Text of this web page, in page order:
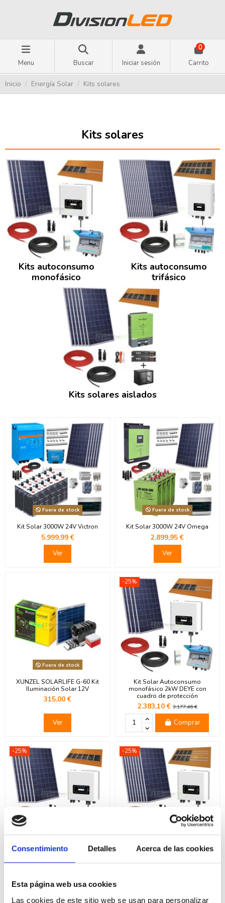
Consentimiento Detalles Acerca de las cookies
Esta página web usa cookies
Las cookies de este sitio web se usan para personalizar
Menu Buscar Iniciar sesión
0
Carrito
Inicio Energía Solar Kits solares
Kits solares
Kits autoconsumo
monofásico
Kits autoconsumo
trifásico
Kits solares aislados
Fuera de stock
Kit Solar 3000W 24V Victron
5.999,99 €
Ver
Fuera de stock
Kit Solar 3000W 24V Omega
2.899,95 €
Ver
Fuera de stock
XUNZEL SOLARLIFE G-60 Kit
Iluminación Solar 12V
315,00 €
Ver
-25%
Kit Solar Autoconsumo
monofásico 2kW DEYE con
cuadro de protección
2.383,10 €3.177,46 €
Comprar
-25%
Kit Solar Autoconsumo
cuadro de protección
-25%
Kit Solar Autoconsumo
cuadro de protección